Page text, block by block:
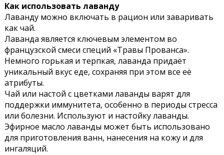
Как использовать лаванду
Лаванду можно включать в рацион или заваривать
как чай.
Лаванда является ключевым элементом во
французской смеси специй «Травы Прованса».
Немного горькая и терпкая, лаванда придаёт
уникальный вкус еде, сохраняя при этом все её
атрибуты.
Чай или настой с цветками лаванды варят для
поддержки иммунитета, особенно в периоды стресса
или болезни. Используют и настойку лаванды.
Эфирное масло лаванды может быть использовано
для приготовления ванн, нанесения на кожу и для
ингаляций.